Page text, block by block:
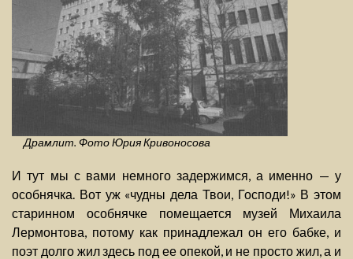
Драмлит. Фото Юрия Кривоносова
И тут мы с вами немного задержимся, а именно — у
особнячка. Вот уж «чудны дела Твои, Господи!» В этом
старинном особнячке помещается музей Михаила
Лермонтова, потому как принадлежал он его бабке, и
поэт долго жил здесь под ее опекой, и не просто жил, а и